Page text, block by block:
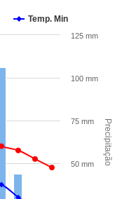
Precipitação
Temp. Min
50 mm
75 mm
100 mm
125 mm